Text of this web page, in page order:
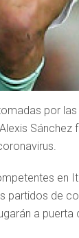
por
en
partidos de
a puerta